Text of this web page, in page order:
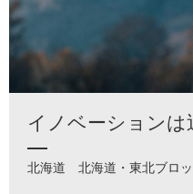
イノベーションは
北海道 北海道・東北ブロ